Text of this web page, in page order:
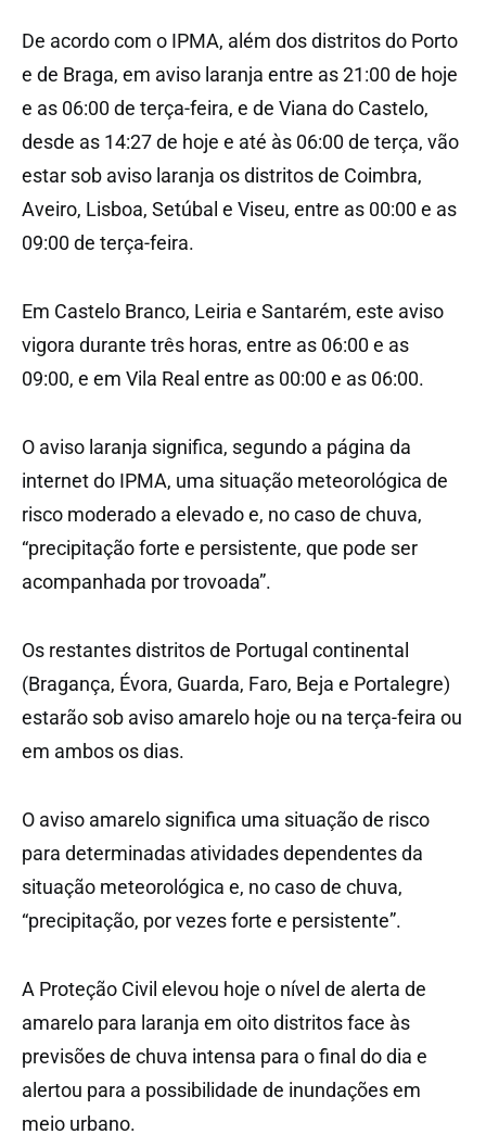
De acordo com o IPMA, além dos distritos do Porto
e de Braga, em aviso laranja entre as 21:00 de hoje
e as 06:00 de terça-feira, e de Viana do Castelo,
desde as 14:27 de hoje e até às 06:00 de terça, vão
estar sob aviso laranja os distritos de Coimbra,
Aveiro, Lisboa, Setúbal e Viseu, entre as 00:00 e as
09:00 de terça-feira.
Em Castelo Branco, Leiria e Santarém, este aviso
vigora durante três horas, entre as 06:00 e as
09:00, e em Vila Real entre as 00:00 e as 06:00.
O aviso laranja significa, segundo a página da
internet do IPMA, uma situação meteorológica de
risco moderado a elevado e, no caso de chuva,
“precipitação forte e persistente, que pode ser
acompanhada por trovoada”.
Os restantes distritos de Portugal continental
(Bragança, Évora, Guarda, Faro, Beja e Portalegre)
estarão sob aviso amarelo hoje ou na terça-feira ou
em ambos os dias.
O aviso amarelo significa uma situação de risco
para determinadas atividades dependentes da
situação meteorológica e, no caso de chuva,
“precipitação, por vezes forte e persistente”.
A Proteção Civil elevou hoje o nível de alerta de
amarelo para laranja em oito distritos face às
previsões de chuva intensa para o final do dia e
alertou para a possibilidade de inundações em
meio urbano.